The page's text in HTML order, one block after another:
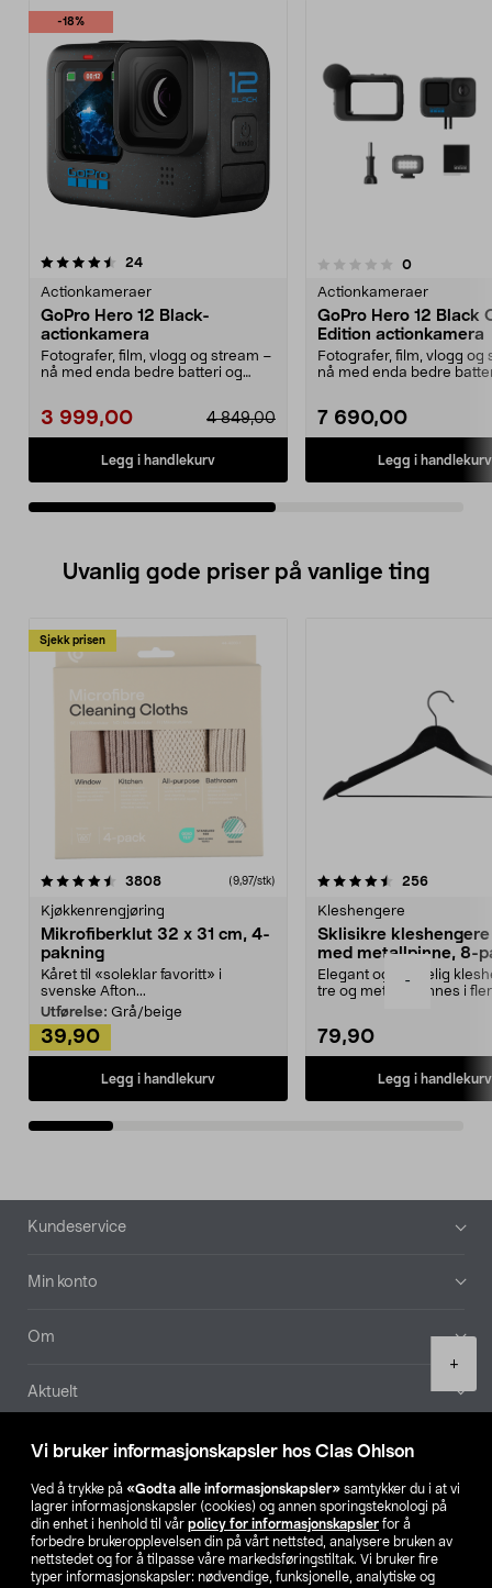
Vi bruker informasjonskapsler hos Clas Ohlson
Ved å trykke på «Godta alle informasjonskapsler» samtykker du i at vi
lagrer informasjonskapsler (cookies) og annen sporingsteknologi på
din enhet i henhold til vår policy for informasjonskapsler for å
forbedre brukeropplevelsen din på vårt nettsted, analysere bruken av
nettstedet og for å tilpasse våre markedsføringstiltak. Vi bruker fire
typer informasjonskapsler: nødvendige, funksjonelle, analytiske og
-
+
-18%
24anmeldelser
Actionkameraer
GoPro Hero 12 Black-
actionkamera
Fotografer, film, vlogg og stream –
nå med enda bedre batteri og
4 849,00
3 999,00
Legg i handlekurv
0.0 av 5 stjerner 0anmeldelser
Actionkameraer
GoPro Hero 12 Black
Edition actionkamera
Fotografer, film, vlogg og
nå med enda bedre
7 690,00
Legg i handlekurv
5.0av 5 stjerner
Uvanlig gode priser på vanlige ting
Sjekk prisen
3808anmeldelser(9,97/stk)
Kjøkkenrengjøring
Mikrofiberklut 32 x 31 cm, 4-
pakning
Kåret til «soleklar favoritt» i
svenske Afton...
Utførelse: Grå/beige
39,90
Legg i handlekurv
4.5av 5 stjerner 256
Kleshengere
Sklisikre
med metallpinne, 8-
Elegant og skikkelig
tre og metall – finnes i
79,90
Legg i handlekurv
4.5av 5 stjerner
Bunntekst
Kundeservice
Min konto
Om
Aktuelt
Våre selskaper
Finn din butikk
SE NO FI